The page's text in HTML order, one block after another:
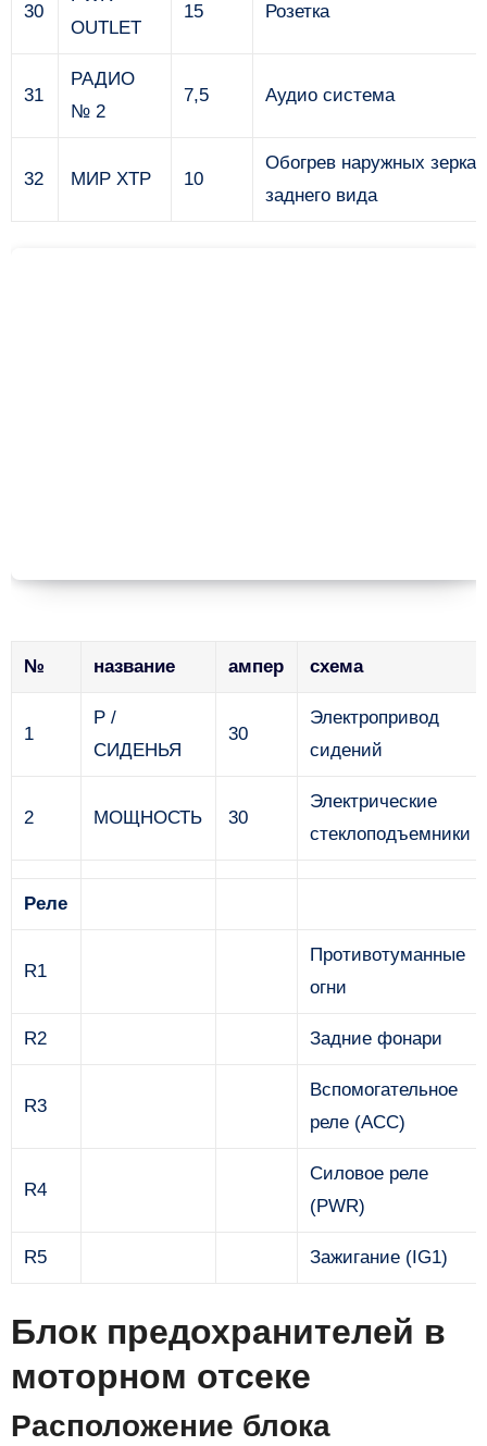
30
OUTLET
15 Розетка
31
РАДИО
№ 2
7,5 Аудио система
32 МИР ХТР 10
Обогрев наружных зеркал
заднего вида
№ название ампер схема
1
P /
СИДЕНЬЯ
30
Электропривод
сидений
2 МОЩНОСТЬ 30
Электрические
стеклоподъемники
Реле
R1
Противотуманные
огни
R2 Задние фонари
R3
Вспомогательное
реле (ACC)
R4
Силовое реле
(PWR)
R5 Зажигание (IG1)
Блок предохранителей в
моторном отсеке
Расположение блока